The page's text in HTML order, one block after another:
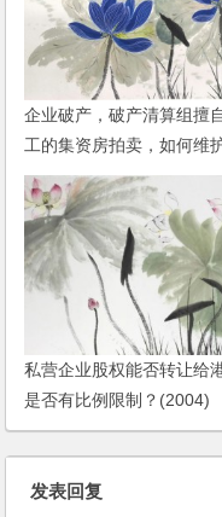
企业破产，破产清算组擅
工的集资房拍卖，如何维
权益？
私营企业股权能否转让给
是否有比例限制？(2004)
发表回复